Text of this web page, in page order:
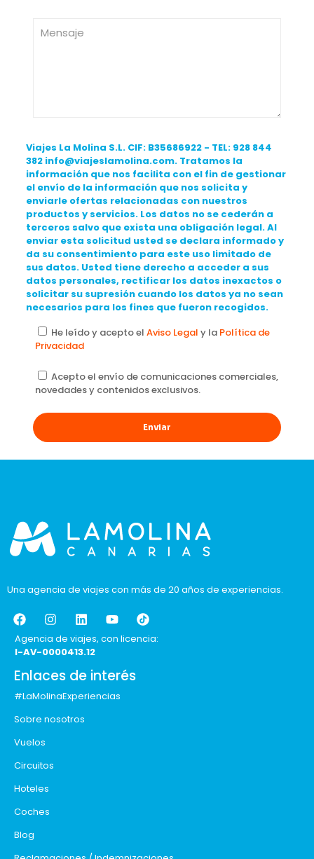
Viajes La Molina S.L. CIF: B35686922 - TEL: 928 844
382 info@viajeslamolina.com. Tratamos la
información que nos facilita con el fin de gestionar
el envío de la información que nos solicita y
enviarle ofertas relacionadas con nuestros
productos y servicios. Los datos no se cederán a
terceros salvo que exista una obligación legal. Al
enviar esta solicitud usted se declara informado y
da su consentimiento para este uso limitado de
sus datos. Usted tiene derecho a acceder a sus
datos personales, rectificar los datos inexactos o
solicitar su supresión cuando los datos ya no sean
necesarios para los fines que fueron recogidos.
He leído y acepto el Aviso Legal y la Política de
Privacidad
Acepto el envío de comunicaciones comerciales,
novedades y contenidos exclusivos.
Una agencia de viajes con más de 20 años de experiencias.
Agencia de viajes, con licencia:
I-AV-0000413.12
Enlaces de interés
#LaMolinaExperiencias
Sobre nosotros
Vuelos
Circuitos
Hoteles
Coches
Blog